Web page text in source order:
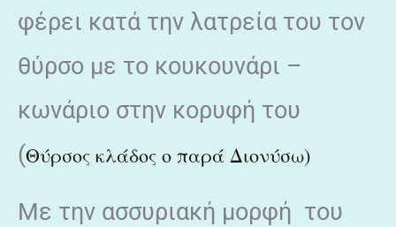
φέρει κατά την λατρεία του τον
θύρσο με το κουκουνάρι –
κωνάριο στην κορυφή του
(Θύρσος κλάδος ο παρά Διονύσω)
Με την ασσυριακή μορφή του